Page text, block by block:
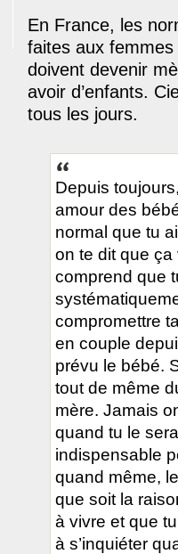
En France, les
faites aux
doivent devenir
avoir d’enfants.
tous les jours.
Depuis
amour des
normal que tu
on te dit que
comprend que
compromettre
en couple
prévu le bébé.
tout de même
mère. Jamais
quand tu le
indispensable
quand même,
que soit la
à vivre et que
à s’inquiéter